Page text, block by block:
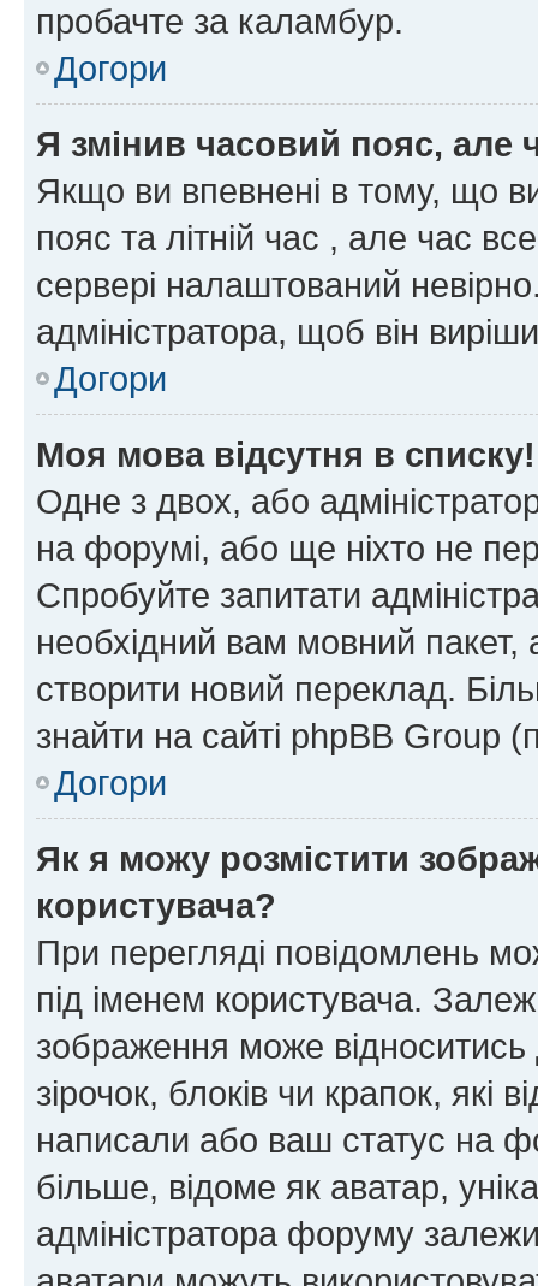
пробачте за каламбур.
Догори
Я змінив часовий пояс, але
Якщо ви впевнені в тому, що
пояс та літній час , але час
сервері налаштований
адміністратора, щоб він
Догори
Моя мова відсутня в списку!
Одне з двох, або
на форумі, або ще ніхто не
Спробуйте запитати
необхідний вам мовний
створити новий переклад.
знайти на сайті phpBB Group
Догори
Як я можу розмістити
користувача?
При перегляді повідомлень
під іменем користувача.
зображення може відноситись
зірочок, блоків чи крапок, які
написали або ваш статус на
більше, відоме як аватар,
адміністратора форуму